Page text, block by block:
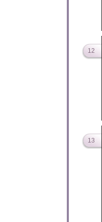
12
13